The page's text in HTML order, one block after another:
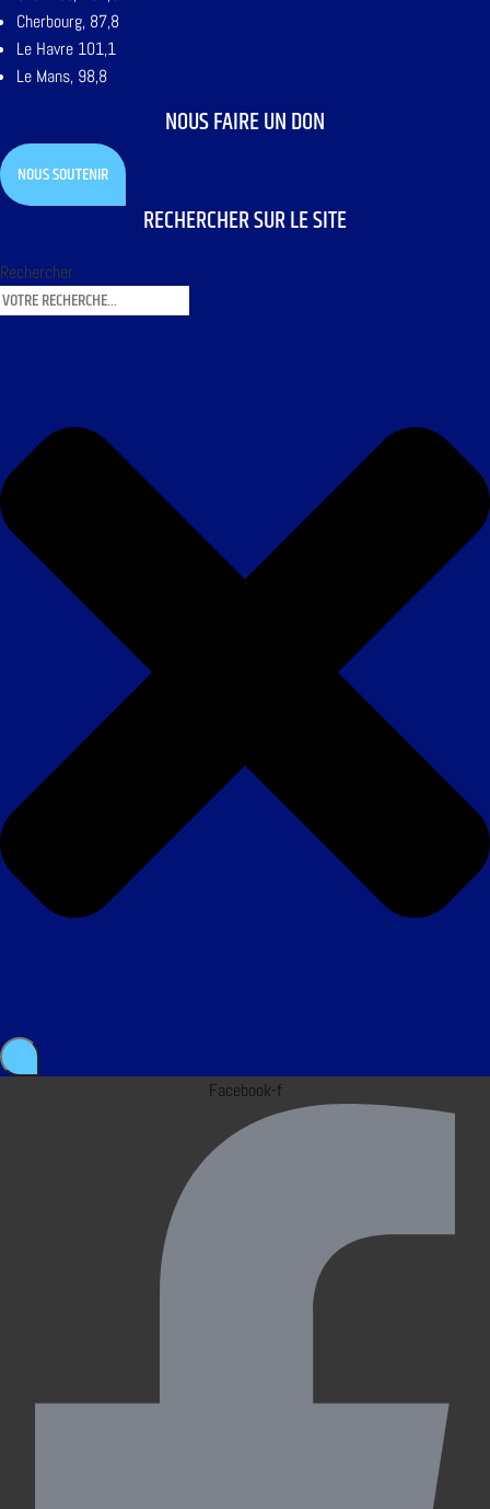
Cherbourg, 87,8
Le Havre 101,1
Le Mans, 98,8
NOUS FAIRE UN DON
NOUS SOUTENIR
RECHERCHER SUR LE SITE
Rechercher
Facebook-f